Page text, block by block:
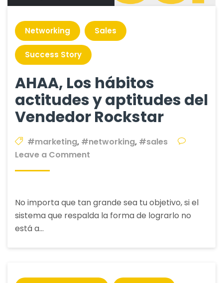
Networking Sales
Success Story
AHAA, Los hábitos
actitudes y aptitudes del
Vendedor Rockstar
#marketing, #networking, #sales
Leave a Comment
actitudes
y
del
No importa que tan grande sea tu objetivo, si el
sistema que respalda la forma de lograrlo no
está a…